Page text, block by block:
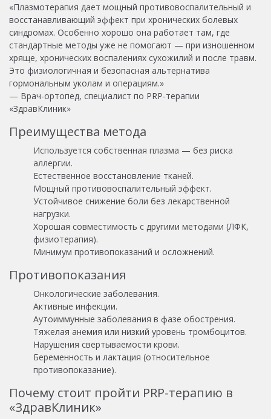
«Плазмотерапия дает мощный противовоспалительный и
восстанавливающий эффект при хронических болевых
синдромах. Особенно хорошо она работает там, где
стандартные методы уже не помогают — при изношенном
хряще, хронических воспалениях сухожилий и после травм.
Это физиологичная и безопасная альтернатива
гормональным уколам и операциям.»
— Врач-ортопед, специалист по PRP-терапии
«ЗдравКлиник»
Преимущества метода
Используется собственная плазма — без риска
аллергии.
Естественное восстановление тканей.
Мощный противовоспалительный эффект.
Устойчивое снижение боли без лекарственной
нагрузки.
Хорошая совместимость с другими методами (ЛФК,
физиотерапия).
Минимум противопоказаний и осложнений.
Противопоказания
Онкологические заболевания.
Активные инфекции.
Аутоиммунные заболевания в фазе обострения.
Тяжелая анемия или низкий уровень тромбоцитов.
Нарушения свертываемости крови.
Беременность и лактация (относительное
противопоказание).
Почему стоит пройти PRP-терапию в
«ЗдравКлиник»